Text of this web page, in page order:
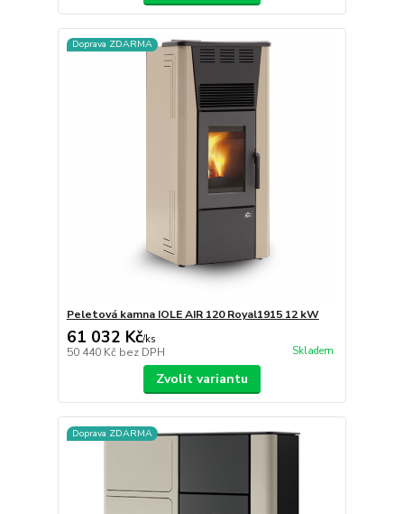
Doprava ZDARMA
Peletová kamna IOLE AIR 120 Royal1915 12 kW
61 032 Kč/ks
50 440 Kč bez DPH Skladem
Zvolit variantu
Doprava ZDARMA